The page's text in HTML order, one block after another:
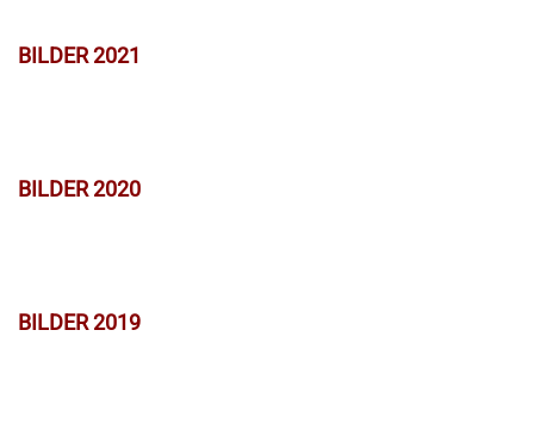
BILDER 2021
BILDER 2020
BILDER 2019